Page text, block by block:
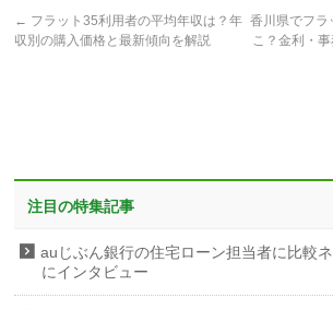
← フラット35利用者の平均年収は？年
収別の購入価格と最新傾向を解説
香川県でフラ
こ？金利・
注目の特集記事
auじぶん銀行の住宅ローン担当者に比較
にインタビュー